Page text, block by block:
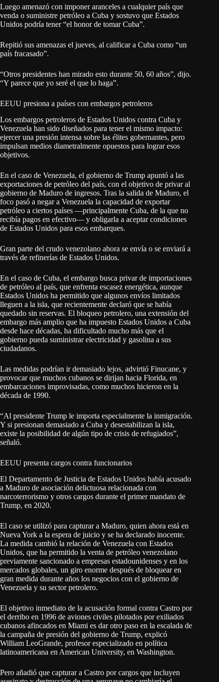
Luego amenazó con imponer aranceles a cualquier país que
venda o suministre petróleo a Cuba y sostuvo que Estados
Unidos podría tener “el honor de tomar Cuba”.
Repitió sus amenazas el jueves, al calificar a Cuba como “un
país fracasado”.
“Otros presidentes han mirado esto durante 50, 60 años”, dijo.
“Y parece que yo seré el que lo haga”.
EEUU presiona a países con embargos petroleros
Los embargos petroleros de Estados Unidos contra Cuba y
Venezuela han sido diseñados para tener el mismo impacto:
ejercer una presión intensa sobre las élites gobernantes, pero
impulsan medios diametralmente opuestos para lograr esos
objetivos.
En el caso de Venezuela, el gobierno de Trump apuntó a las
exportaciones de petróleo del país, con el objetivo de privar al
gobierno de Maduro de ingresos. Tras la salida de Maduro, el
foco pasó a negar a Venezuela la capacidad de exportar
petróleo a ciertos países —principalmente Cuba, de la que no
recibía pagos en efectivo— y obligarla a aceptar condiciones
de Estados Unidos para esos embarques.
Gran parte del crudo venezolano ahora se envía o se enviará a
través de refinerías de Estados Unidos.
En el caso de Cuba, el embargo busca privar de importaciones
de petróleo al país, que enfrenta escasez energética, aunque
Estados Unidos ha permitido que algunos envíos limitados
lleguen a la isla, que recientemente declaró que se había
quedado sin reservas. El bloqueo petrolero, una extensión del
embargo más amplio que ha impuesto Estados Unidos a Cuba
desde hace décadas, ha dificultado mucho más que el
gobierno pueda suministrar electricidad y gasolina a sus
ciudadanos.
Las medidas podrían ir demasiado lejos, advirtió Finucane, y
provocar que muchos cubanos se dirijan hacia Florida, en
embarcaciones improvisadas, como muchos hicieron en la
década de 1990.
“Al presidente Trump le importa especialmente la inmigración.
Y si presionan demasiado a Cuba y desestabilizan la isla,
existe la posibilidad de algún tipo de crisis de refugiados”,
señaló.
EEUU presenta cargos contra funcionarios
El Departamento de Justicia de Estados Unidos había acusado
a Maduro de asociación delictuosa relacionada con
narcoterrorismo y otros cargos durante el primer mandato de
Trump, en 2020.
El caso se utilizó para capturar a Maduro, quien ahora está en
Nueva York a la espera de juicio y se ha declarado inocente.
La medida cambió la relación de Venezuela con Estados
Unidos, que ha permitido la venta de petróleo venezolano
previamente sancionado a empresas estadounidenses y en los
mercados globales, un giro enorme después de bloquear en
gran medida durante años los negocios con el gobierno de
Venezuela y su sector petrolero.
El objetivo inmediato de la acusación formal contra Castro por
el derribo en 1996 de aviones civiles pilotados por exiliados
cubanos afincados en Miami es dar otro paso en la escalada de
la campaña de presión del gobierno de Trump, explicó
William LeoGrande, profesor especializado en política
latinoamericana en American University, en Washington.
Pero añadió que capturar a Castro por cargos que incluyen